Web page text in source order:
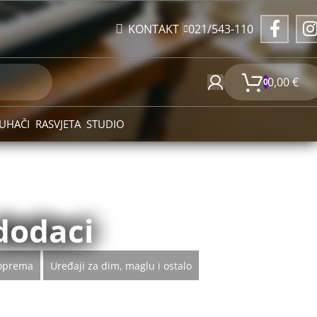
KONTAKT 021/543-110
00,00€
RASVJETA STUDIO
Uređaji za dim, maglu i ostalo